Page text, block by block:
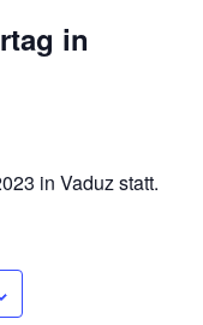
in
in Vaduz statt.